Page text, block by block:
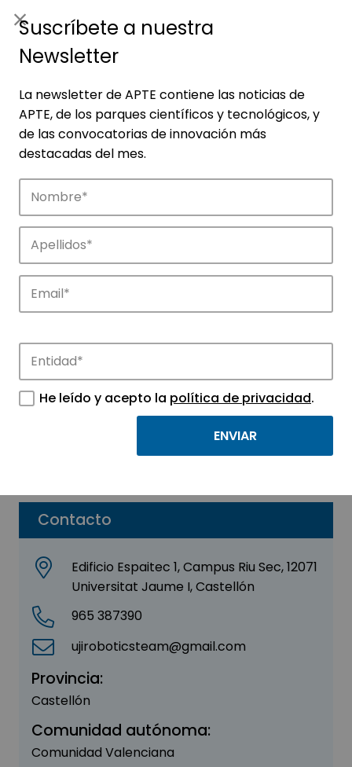
Empresas
Descubre las empresas que impulsan la
innovación en los parques de APTE.
Contacto
Edificio Espaitec 1, Campus Riu Sec, 12071
Universitat Jaume I, Castellón
965 387390
ujiroboticsteam@gmail.com
Provincia:
Castellón
Comunidad autónoma:
Comunidad Valenciana
UJI Robotics
Espaitec, Parc Científic i Tecnològic de la
Suscríbete a nuestra
Newsletter
La newsletter de APTE contiene las noticias de
APTE, de los parques científicos y tecnológicos, y
de las convocatorias de innovación más
destacadas del mes.
He leído y acepto la política de privacidad.